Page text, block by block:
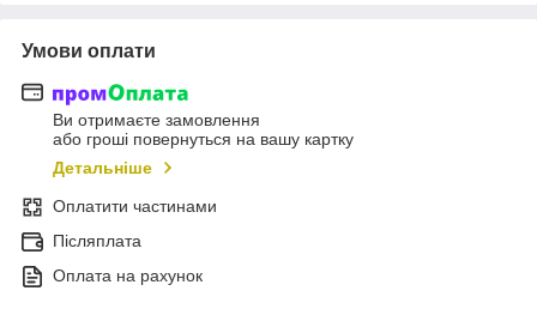
Умови оплати
Ви отримаєте замовлення
або гроші повернуться на вашу картку
Детальніше
Оплатити частинами
Післяплата
Оплата на рахунок